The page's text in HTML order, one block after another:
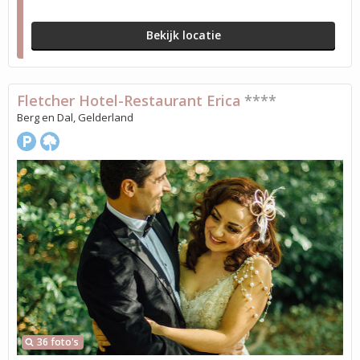
Bekijk locatie
36 foto's
Fletcher Hotel-Restaurant Erica ****
Berg en Dal, Gelderland